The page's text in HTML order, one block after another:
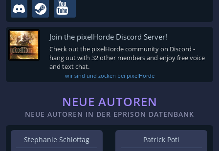
Join the pixelHorde Discord Server!
Check out the pixelHorde community on Discord -
hang out with 32 other members and enjoy free voice
and text chat.
wir sind und zocken bei pixelHorde
NEUE AUTOREN
NEUE AUTOREN IN DER EPRISON DATENBANK
Stephanie Schlottag
Patrick Poti